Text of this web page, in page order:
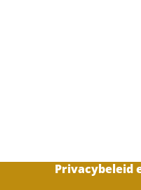
Privacybeleid